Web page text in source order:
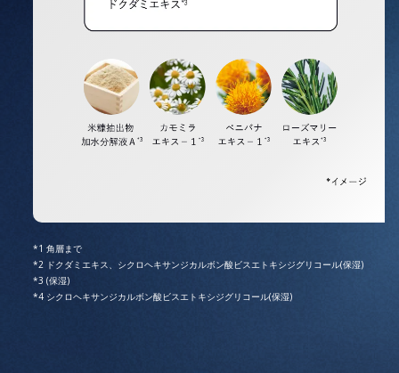
角層まで
ドクダミエキス、シクロヘキサンジカルボン酸ビスエトキシジグリコール(保湿)
(保湿)
シクロヘキサンジカルボン酸ビスエトキシジグリコール(保湿)